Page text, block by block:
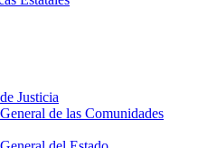
Justicia
de las Comunidades